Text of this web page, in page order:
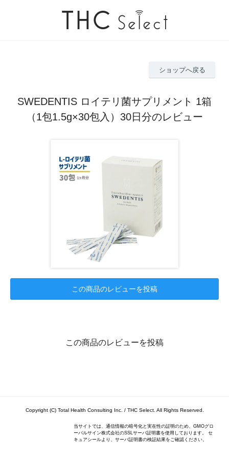
ショップへ戻る
SWEDENTIS ロイテリ菌サプリメント 1箱
（1包1.5g×30包入）30日分のレビュー
この商品のレビューを投稿
この商品のレビューを投稿
Copyright (C) Total Health Consulting Inc. / THC Select. All Rights Reserved.
当サイトでは、通信情報の暗号化と実在性の証明のため、GMOグロ
ーバルサイン株式会社のSSLサーバ証明書を使用しております。 セ
キュアシールより、サーバ証明書の検証結果をご確認ください。